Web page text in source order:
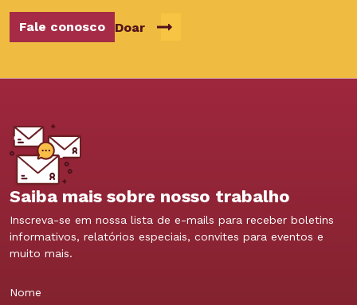
Fale conosco Doar
Saiba mais sobre nosso trabalho
Inscreva-se em nossa lista de e-mails para receber boletins
informativos, relatórios especiais, convites para eventos e
muito mais.